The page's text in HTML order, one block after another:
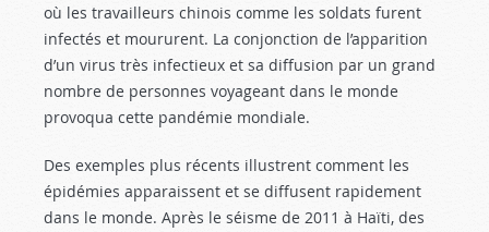
où les travailleurs chinois comme les soldats furent
infectés et moururent. La conjonction de l’apparition
d’un virus très infectieux et sa diffusion par un grand
nombre de personnes voyageant dans le monde
provoqua cette pandémie mondiale.
Des exemples plus récents illustrent comment les
épidémies apparaissent et se diffusent rapidement
dans le monde. Après le séisme de 2011 à Haïti, des